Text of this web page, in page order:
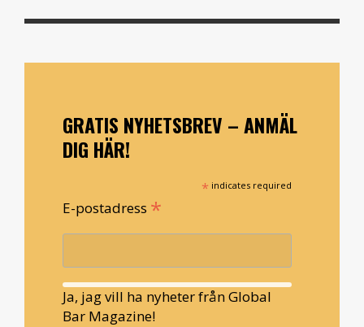
GRATIS NYHETSBREV – ANMÄL
DIG HÄR!
* indicates required
E-postadress *
Ja, jag vill ha nyheter från Global
Bar Magazine!